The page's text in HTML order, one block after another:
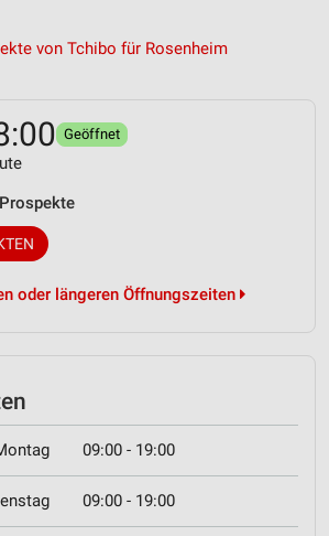
von Tchibo für Rosenheim
Geöffnet
oder längeren Öffnungszeiten
09:00 - 19:00
09:00 - 19:00